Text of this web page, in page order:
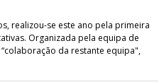
realizou-se este ano pela primeira
Organizada pela equipa de
da restante equipa",